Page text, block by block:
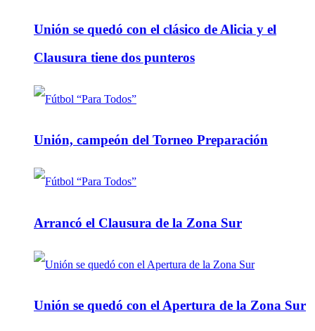
Unión se quedó con el clásico de Alicia y el
Clausura tiene dos punteros
Unión, campeón del Torneo Preparación
Arrancó el Clausura de la Zona Sur
Unión se quedó con el Apertura de la Zona Sur